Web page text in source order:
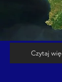
Kalendarium
Czytaj